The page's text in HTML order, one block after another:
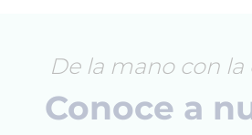
De la mano con la
Conoce a